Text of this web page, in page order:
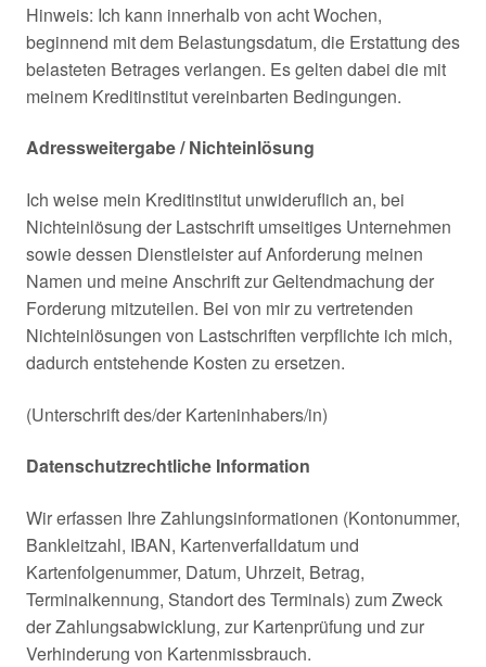
Hinweis: Ich kann innerhalb von acht Wochen,
beginnend mit dem Belastungsdatum, die Erstattung des
belasteten Betrages verlangen. Es gelten dabei die mit
meinem Kreditinstitut vereinbarten Bedingungen.
Adressweitergabe / Nichteinlösung
Ich weise mein Kreditinstitut unwideruflich an, bei
Nichteinlösung der Lastschrift umseitiges Unternehmen
sowie dessen Dienstleister auf Anforderung meinen
Namen und meine Anschrift zur Geltendmachung der
Forderung mitzuteilen. Bei von mir zu vertretenden
Nichteinlösungen von Lastschriften verpflichte ich mich,
dadurch entstehende Kosten zu ersetzen.
(Unterschrift des/der Karteninhabers/in)
Datenschutzrechtliche Information
Wir erfassen Ihre Zahlungsinformationen (Kontonummer,
Bankleitzahl, IBAN, Kartenverfalldatum und
Kartenfolgenummer, Datum, Uhrzeit, Betrag,
Terminalkennung, Standort des Terminals) zum Zweck
der Zahlungsabwicklung, zur Kartenprüfung und zur
Verhinderung von Kartenmissbrauch.